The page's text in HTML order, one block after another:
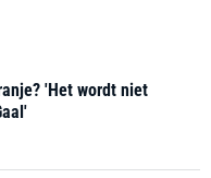
'Het wordt niet